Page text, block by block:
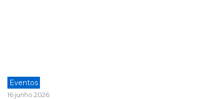
Eventos
16 junho 2026